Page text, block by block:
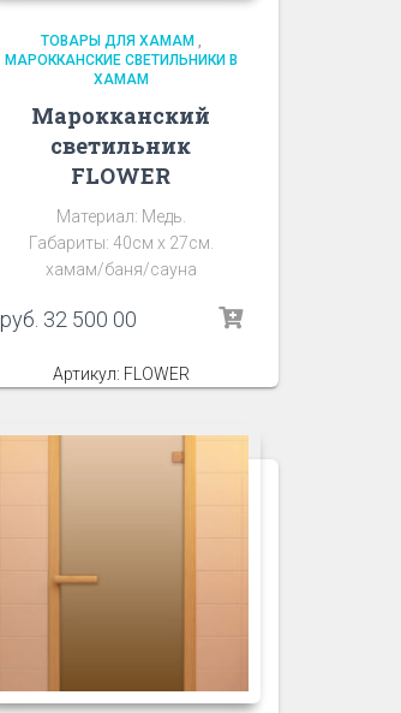
ТОВАРЫ ДЛЯ ХАМАМ ,
МАРОККАНСКИЕ СВЕТИЛЬНИКИ В
ХАМАМ
Марокканский
светильник
FLOWER
Материал: Медь.
Габариты: 40см х 27см.
хамам/баня/сауна
руб. 32 500 00
Артикул: FLOWER